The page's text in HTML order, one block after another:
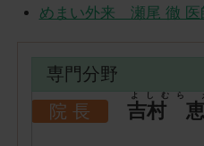
めまい外来 瀬尾 徹 医
院 長 吉村
よしむら
専門分野